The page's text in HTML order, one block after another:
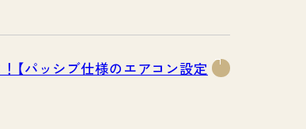
【パッシブ仕様のエアコン設定